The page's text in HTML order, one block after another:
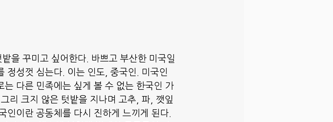
을 꾸미고 싶어한다. 바쁘고 부산한 미국일
정성껏 심는다. 이는 인도, 중국인. 미국인
다른 민족에는 싶게 볼 수 없는 한국인 가
리 크지 않은 텃밭을 지나며 고추, 파, 깻잎
인이란 공동체를 다시 진하게 느끼게 된다.